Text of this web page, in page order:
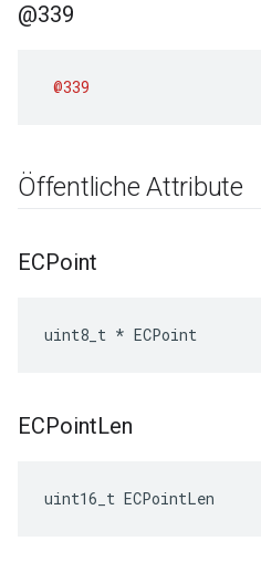
@339
@339
Öffentliche Attribute
ECPoint
uint8_t * ECPoint
ECPointLen
uint16_t ECPointLen